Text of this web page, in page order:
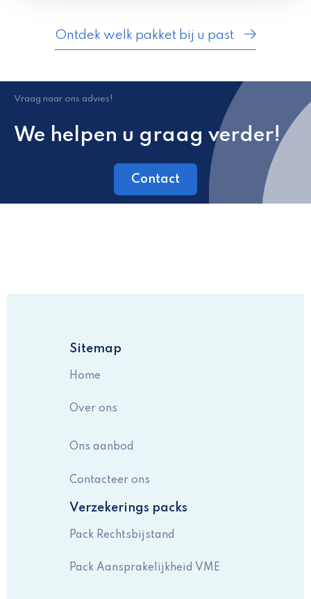
Ontdek welk pakket bij u past
Vraag naar ons advies!
We helpen u graag verder!
Contact
Sitemap
Home
Over ons
Ons aanbod
Contacteer ons
Verzekerings packs
Pack Rechtsbijstand
Pack Aansprakelijkheid VME